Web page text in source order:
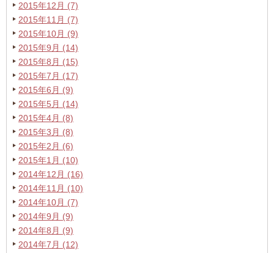
2015年12月 (7)
2015年11月 (7)
2015年10月 (9)
2015年9月 (14)
2015年8月 (15)
2015年7月 (17)
2015年6月 (9)
2015年5月 (14)
2015年4月 (8)
2015年3月 (8)
2015年2月 (6)
2015年1月 (10)
2014年12月 (16)
2014年11月 (10)
2014年10月 (7)
2014年9月 (9)
2014年8月 (9)
2014年7月 (12)